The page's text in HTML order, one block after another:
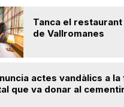
Tanca el
de Vallromanes
actes vandàlics a
que va donar al